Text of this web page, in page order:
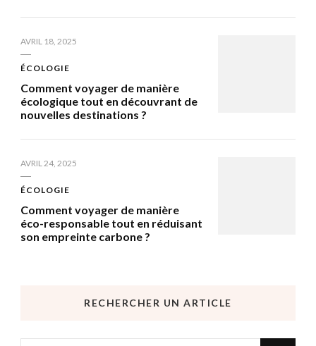
AVRIL 18, 2025
ÉCOLOGIE
Comment voyager de manière
écologique tout en découvrant de
nouvelles destinations ?
AVRIL 24, 2025
ÉCOLOGIE
Comment voyager de manière
éco-responsable tout en réduisant
son empreinte carbone ?
RECHERCHER UN ARTICLE